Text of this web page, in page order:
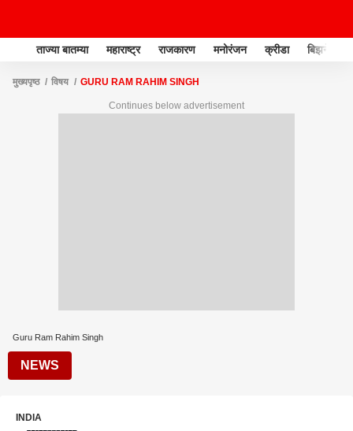
ताज्या बातम्या महाराष्ट्र राजकारण मनोरंजन क्रीडा बिझनेस
मुख्यपृष्ठ विषय GURU RAM RAHIM SINGH
Continues below advertisement
Guru Ram Rahim Singh
NEWS
INDIA